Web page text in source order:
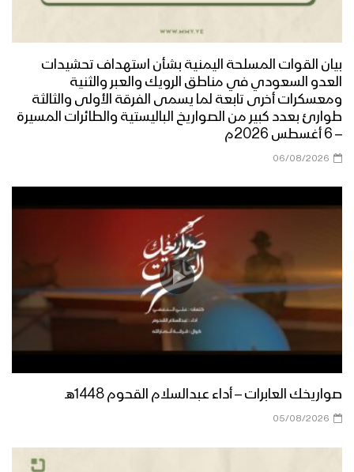
بيان القوات المسلحة اليمنية بشأن استهداف تحشيدات
العدو السعودي في مناطق الرويك والعبر والثنية
ومعسكرات أخرى تابعة لما يسمى الفرقة الأولى والثالثة
طوارئ بعدد كبير من الصواريخ الباليستية والطائرات المسيرة
– 6 أغسطس 2026م
06/08/2026
صواريخك العابرات – أداء عبدالسلام القحوم 1448هـ
05/08/2026